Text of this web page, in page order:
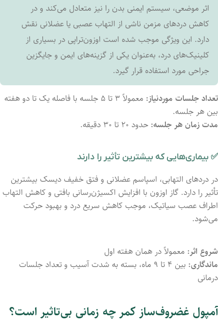
اثر موضعی، سیستم ایمنی بدن را نیز متعادل می‌کند و در
کاهش دردهای مزمن ناشی از التهاب عصبی یا عضلانی نقش
دارد. این ویژگی موجب شده است اوزون‌تراپی در بسیاری از
کلینیک‌های درد، به‌عنوان یکی از گزینه‌های ایمن و جایگزین
جراحی مورد استفاده قرار گیرد.
تعداد جلسات موردنیاز:
معمولاً ۳ تا ۵ جلسه با فاصله یک تا دو هفته
بین هر جلسه.
مدت زمان هر جلسه: حدود ۲۰ تا ۳۰ دقیقه.
✅ بیماری‌هایی که بیشترین تأثیر را دارند
در دردهای التهابی، اسپاسم عضلانی و فتق خفیف دیسک بیشترین
تأثیر را دارد. گاز اوزون با افزایش اکسیژن‌رسانی بافتی و کاهش التهاب
اطراف عصب سیاتیک، موجب کاهش سریع درد و بهبود حرکت
می‌شود.
شروع اثر: معمولاً در همان هفته اول
ماندگاری:
بین ۴ تا ۹ ماه، بسته به شدت آسیب و تعداد جلسات
درمانی
آمپول‌ غضروف‌ساز کمر چه زمانی بی‌تاثیر است؟